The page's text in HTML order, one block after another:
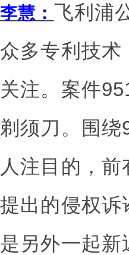
李慧： 飞利浦
众多专利技术
关注。案件
剃须刀。围
人注目的，
提出的侵权诉
是另外一起